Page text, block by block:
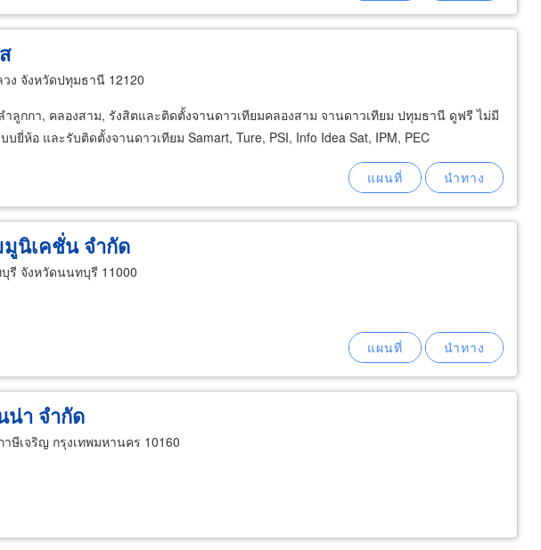
ง จังหวัดปทุมธานี 12120
ลูกกา, คลองสาม, รังสิตและติดตั้งจานดาวเทียมคลองสาม จานดาวเทียม ปทุมธานี ดูฟรี ไม่มี
บยี่ห้อ และรับติดตั้งจานดาวเทียม Samart, Ture, PSI, Info Idea Sat, IPM, PEC
นิเคชั่น จำกัด
รี จังหวัดนนทบุรี 11000
น่า จำกัด
ษีเจริญ กรุงเทพมหานคร 10160